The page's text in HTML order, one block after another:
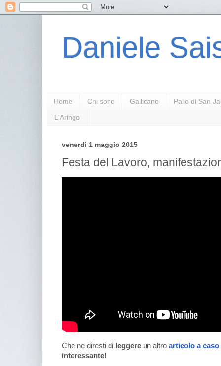
Daniele
Home Chi sono Gallicano Palio di San
L'Aringo
venerdì 1 maggio 2015
Festa del Lavoro,
Che ne diresti di leggere un altro articolo a caso
interessante!